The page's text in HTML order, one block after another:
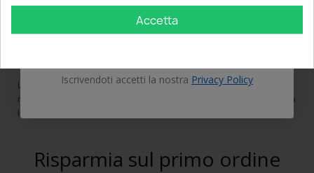
VOLKSWAGEN Caddy III
abbaglianti fendinebbia, led interni lampade targa luci freccia
La nostra ditta è specializzata in prodotti di illuminazione che
migliorano l'estetica e la sicurezza della propria vettura grazie a una
luce più bianca e a una potenza superiore.
Risparmia sul primo ordine
Accetta
OTTIENI IL 5%
Iscrivendoti accetti la nostra Privacy Policy